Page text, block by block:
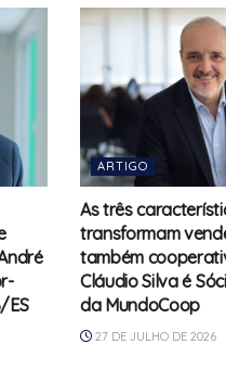
ES
ARTIGO
As três
transformam
também
Cláudio Silva é
da MundoCoop
27 DE JULHO DE 2026